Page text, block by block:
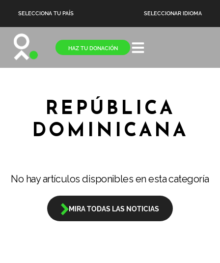
SELECCIONA TU PAÍS SELECCIONAR IDIOMA
HAZ TU DONACIÓN
REPÚBLICA
DOMINICANA
No hay artículos disponibles en esta categoría
MIRA TODAS LAS NOTICIAS